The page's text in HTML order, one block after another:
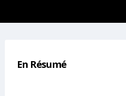
En Résumé